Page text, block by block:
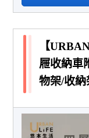
【
屜收納車
物架/收